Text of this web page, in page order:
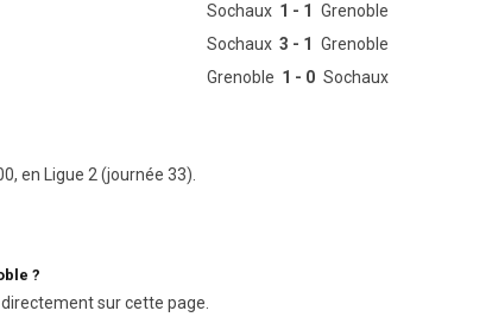
Sochaux 1 - 1 Grenoble
Sochaux 3 - 1 Grenoble
Grenoble 1 - 0 Sochaux
en Ligue 2 (journée 33).
?
sur cette page.